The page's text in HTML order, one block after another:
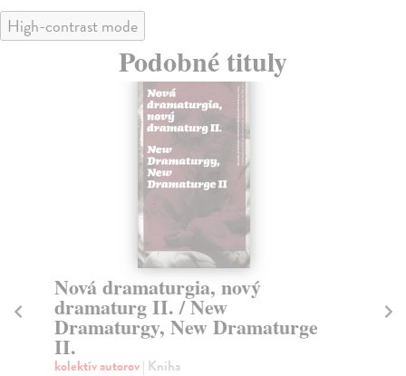
High-contrast mode
Podobné tituly
A Century of Theatre
kolektív autorov| Kniha
A catalogue issued for the occasion of the exhibition A
Century of Theatre - Traces and Stances held...
Zasielame do 14 dní